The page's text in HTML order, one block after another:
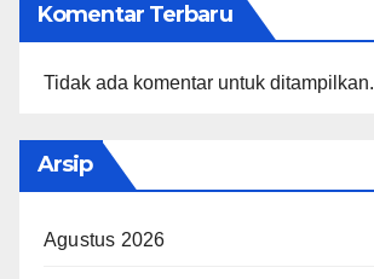
Komentar Terbaru
Tidak ada komentar untuk ditampilkan.
Arsip
Agustus 2026